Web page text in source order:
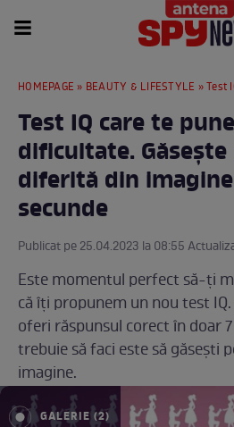
HOMEPAGE » BEAUTY & LIFESTYLE » Test IQ care te
Test IQ care te
dificultate. Găsește
diferită din
secunde
Publicat pe 25.04.2023 la 08:55
Este momentul perfect să-ți
că îți propunem un nou test IQ.
oferi răspunsul corect în doar
trebuie să faci este să găsești
imagine.
GALERIE (2)